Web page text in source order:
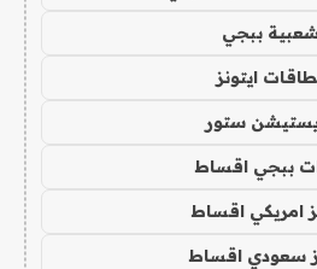
ببجي
ايتونز
ستور
ببجي اقساط
امريكي اقساط
سعودي اقساط